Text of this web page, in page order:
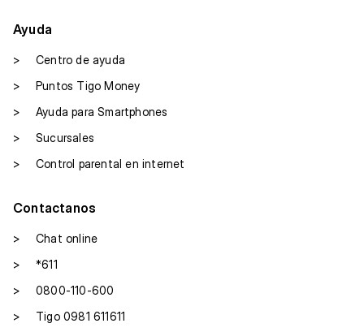
Ayuda
>
Centro de ayuda
>
Puntos Tigo Money
>
Ayuda para Smartphones
>
Sucursales
>
Control parental en internet
Contactanos
>
Chat online
>
*611
>
0800-110-600
>
Tigo 0981 611611